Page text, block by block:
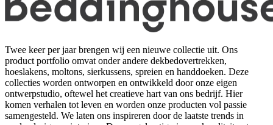
Twee keer per jaar brengen wij een nieuwe collectie uit. Ons
product portfolio omvat onder andere dekbedovertrekken,
hoeslakens, moltons, sierkussens, spreien en handdoeken. Deze
collecties worden ontworpen en ontwikkeld door onze eigen
ontwerpstudio, oftewel het creatieve hart van ons bedrijf. Hier
komen verhalen tot leven en worden onze producten vol passie
samengesteld. We laten ons inspireren door de laatste trends in